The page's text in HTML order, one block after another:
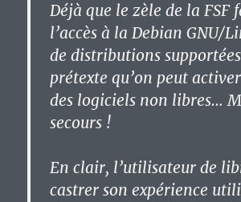
Déjà que le zèle de la FSF
l’accès à la Debian GNU/
de distributions
prétexte qu’on peut activer
des logiciels non libres…
secours !
En clair, l’utilisateur de
castrer son expérience